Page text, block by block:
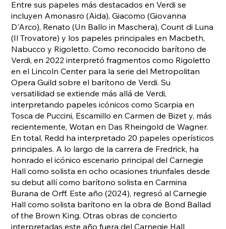
Entre sus papeles más destacados en Verdi se
incluyen Amonasro (Aida), Giacomo (Giovanna
D'Arco), Renato (Un Ballo in Maschera), Count di Luna
(Il Trovatore) y los papeles principales en Macbeth,
Nabucco y Rigoletto. Como reconocido barítono de
Verdi, en 2022 interpretó fragmentos como Rigoletto
en el Lincoln Center para la serie del Metropolitan
Opera Guild sobre el barítono de Verdi. Su
versatilidad se extiende más allá de Verdi,
interpretando papeles icónicos como Scarpia en
Tosca de Puccini, Escamillo en Carmen de Bizet y, más
recientemente, Wotan en Das Rheingold de Wagner.
En total, Redd ha interpretado 20 papeles operísticos
principales. A lo largo de la carrera de Fredrick, ha
honrado el icónico escenario principal del Carnegie
Hall como solista en ocho ocasiones triunfales desde
su debut allí como barítono solista en Carmina
Burana de Orff. Este año (2024), regresó al Carnegie
Hall como solista barítono en la obra de Bond Ballad
of the Brown King. Otras obras de concierto
interpretadas este año fuera del Carnegie Hall